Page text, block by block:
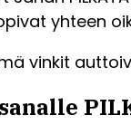
yhteen
vinkit